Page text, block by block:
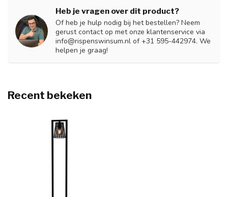
Heb je vragen over dit product?
Of heb je hulp nodig bij het bestellen? Neem
gerust contact op met onze klantenservice via
info@rispenswinsum.nl of +31 595-442974. We
helpen je graag!
Recent bekeken